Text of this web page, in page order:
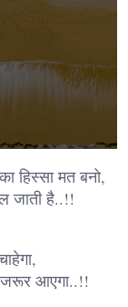
हिस्सा मत बनो,
जाती है..!!
जरूर आएगा..!!